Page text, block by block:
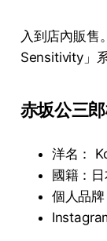
入到店內販售
Sensitivity」
赤坂公三
洋名：
國籍：
個人品